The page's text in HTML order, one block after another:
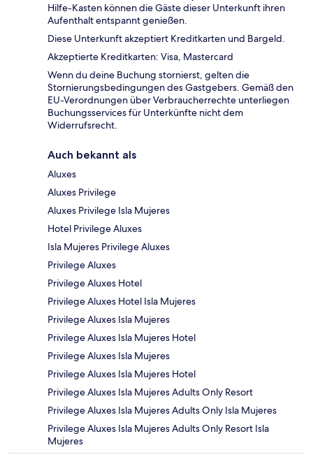
Hilfe-Kasten können die Gäste dieser Unterkunft ihren
Aufenthalt entspannt genießen.
Diese Unterkunft akzeptiert Kreditkarten und Bargeld.
Akzeptierte Kreditkarten: Visa, Mastercard
Wenn du deine Buchung stornierst, gelten die
Stornierungsbedingungen des Gastgebers. Gemäß den
EU-Verordnungen über Verbraucherrechte unterliegen
Buchungsservices für Unterkünfte nicht dem
Widerrufsrecht.
Auch bekannt als
Aluxes
Aluxes Privilege
Aluxes Privilege Isla Mujeres
Hotel Privilege Aluxes
Isla Mujeres Privilege Aluxes
Privilege Aluxes
Privilege Aluxes Hotel
Privilege Aluxes Hotel Isla Mujeres
Privilege Aluxes Isla Mujeres
Privilege Aluxes Isla Mujeres Hotel
Privilege Aluxes Isla Mujeres
Privilege Aluxes Isla Mujeres Hotel
Privilege Aluxes Isla Mujeres Adults Only Resort
Privilege Aluxes Isla Mujeres Adults Only Isla Mujeres
Privilege Aluxes Isla Mujeres Adults Only Resort Isla
Mujeres